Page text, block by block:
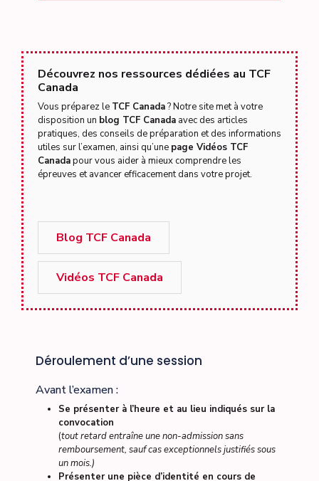
Découvrez nos ressources dédiées au TCF
Canada
Vous préparez le TCF Canada? Notre site met à votre
disposition un blog TCF Canada avec des articles
pratiques, des conseils de préparation et des informations
utiles sur l’examen, ainsi qu’une page Vidéos TCF
Canadapour vous aider à mieux comprendre les
épreuves et avancer efficacement dans votre projet.
Blog TCF Canada
Vidéos TCF Canada
Déroulement d’une session
Avant l’examen :
Se présenter à l’heure et au lieu indiqués sur la
convocation
(tout retard entraîne une non-admission sans
remboursement, sauf cas exceptionnels justifiés sous
un mois.)
Présenter une pièce d’identité en cours de